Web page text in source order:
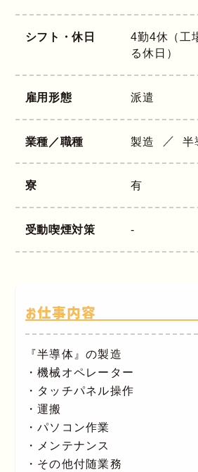
シフト・休日
4勤4休（工
る休日）
雇用形態 派遣
業種／職種 製造 半
寮 有
受動喫煙対策 -
お仕事内容
『半導体』の製造
・機械オペレーター
・タッチパネル操作
・運搬
・パソコン作業
・メンテナンス
・その他付随業務